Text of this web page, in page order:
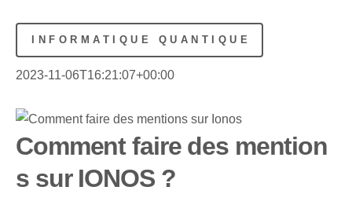
INFORMATIQUE QUANTIQUE
2023-11-06T16:21:07+00:00
Comment faire des mention
s sur IONOS ?